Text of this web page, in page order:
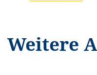
Weitere